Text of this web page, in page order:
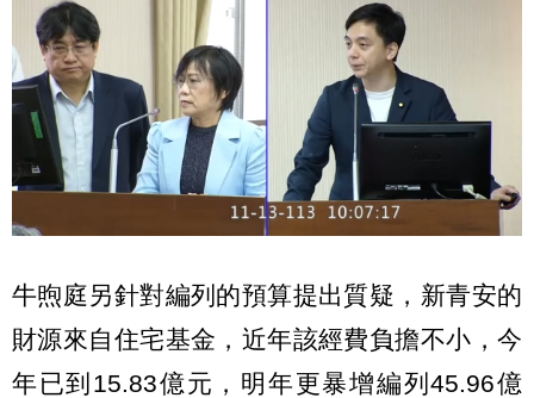
牛煦庭另針對編列的預算提出質疑，新青安的
財源來自住宅基金，近年該經費負擔不小，今
年已到15.83億元，明年更暴增編列45.96億